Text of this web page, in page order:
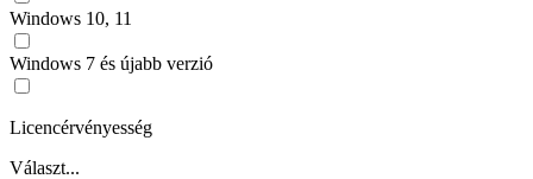
Windows 10, 11
Windows 7 és újabb verzió
Licencérvényesség
Választ...